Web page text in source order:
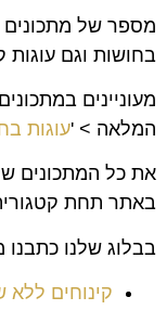
מספר של מתכונים
בחושות וגם עוגות
מעוניינים
המלאה > 'עוגות
את כל המתכונים
באתר תחת
בבלוג שלנו
קינוחים ללא